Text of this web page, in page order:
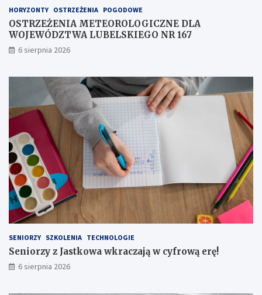
I
C
Z
N
E
L
O
E
W
Ó
D
Z
T
W
A
L
U
B
E
L
c
z
a
j
ą
c
r
w
ą
e
r
ę
!
HORYZONTY OSTRZEŻENIA POGODOWE
OSTRZEŻENIA METEOROLOGICZNE DLA
WOJEWÓDZTWA LUBELSKIEGO NR 167
6 sierpnia 2026
SENIORZY SZKOLENIA TECHNOLOGIE
Seniorzy z Jastkowa wkraczają w cyfrową erę!
6 sierpnia 2026